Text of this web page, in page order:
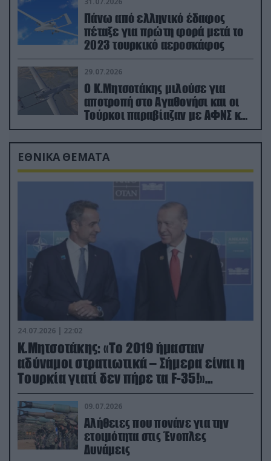
Πάνω από ελληνικό έδαφος
πέταξε για πρώτη φορά μετά το
2023 τουρκικό αεροσκάφος
29.07.2026
Ο Κ.Μητσοτάκης μιλούσε για
αποτροπή στο Αγαθονήσι και οι
Τούρκοι παραβίαζαν με ΑΦΝΣ και
drone
ΕΘΝΙΚΑ ΘΕΜΑΤΑ
24.07.2026 | 22:02
Κ.Μητσοτάκης: «Το 2019 ήμασταν
αδύναμοι στρατιωτικά – Σήμερα είναι η
Τουρκία γιατί δεν πήρε τα F-35!»
(βίντεο)
09.07.2026
Αλήθειες που πονάνε για την
ετοιμότητα στις Ένοπλες
Δυνάμεις